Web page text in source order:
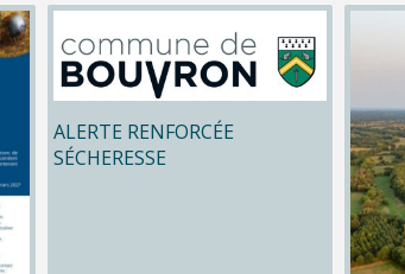
ALERTE RENFORCÉE
SÉCHERESSE